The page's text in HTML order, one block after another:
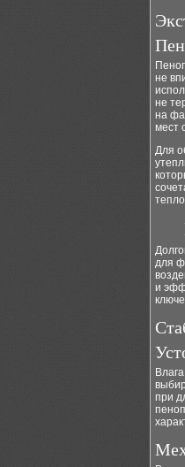
не
не
на
мест
Для
для
и
при